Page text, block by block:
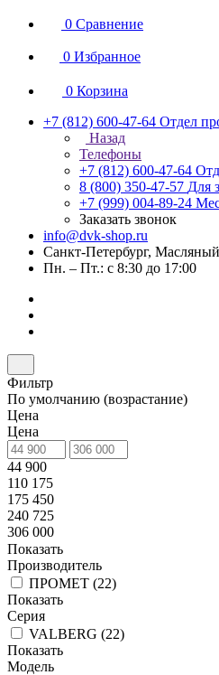
0 Сравнение
0 Избранное
0 Корзина
+7 (812) 600-47-64 Отдел
Назад
Телефоны
+7 (812) 600-47-64
8 (800) 350-47-57 Для
+7 (999) 004-89-24
Заказать звонок
info@dvk-shop.ru
Санкт-Петербург,
Пн. – Пт.: с 8:30 до 17:00
Фильтр
По умолчанию (возрастание)
Цена
Цена
44 900
110 175
175 450
240 725
306 000
Показать
Производитель
ПРОМЕТ (22)
Показать
Серия
VALBERG (22)
Показать
Модель